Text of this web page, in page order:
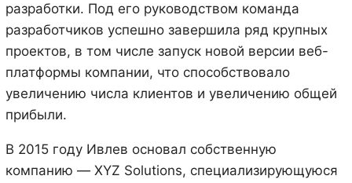
разработки. Под его руководством команда
разработчиков успешно завершила ряд крупных
проектов, в том числе запуск новой версии веб-
платформы компании, что способствовало
увеличению числа клиентов и увеличению общей
прибыли.
В 2015 году Ивлев основал собственную
компанию — XYZ Solutions, специализирующуюся